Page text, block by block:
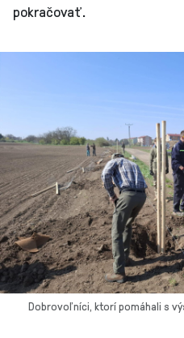
pokračovať.
Dobrovoľníci, ktorí pomáhali s